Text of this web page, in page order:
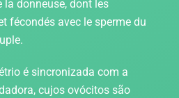
donneuse, dont les
fécondés avec le sperme du
é sincronizada com a
cujos ovócitos são